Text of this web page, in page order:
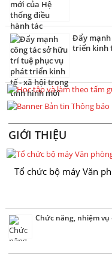
Đẩy mạnh
triển kinh
GIỚI THIỆU
Tổ chức bộ máy Văn
Chức năng, nhiệm vụ